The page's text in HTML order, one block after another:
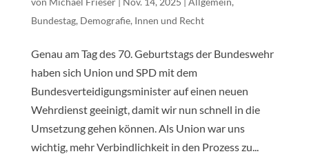
Bundestag, Demografie, Innen und Recht
Genau am Tag des 70. Geburtstags der Bundeswehr
haben sich Union und SPD mit dem
Bundesverteidigungsminister auf einen neuen
Wehrdienst geeinigt, damit wir nun schnell in die
Umsetzung gehen können. Als Union war uns
wichtig, mehr Verbindlichkeit in den Prozess zu...